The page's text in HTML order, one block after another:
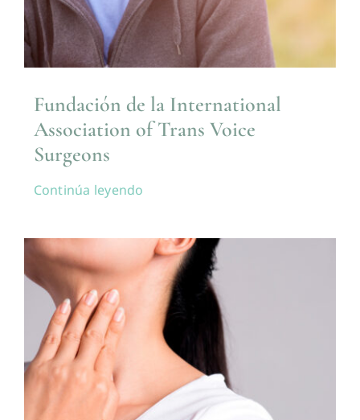
Fundación de la International
Association of Trans Voice
Surgeons
Continúa leyendo